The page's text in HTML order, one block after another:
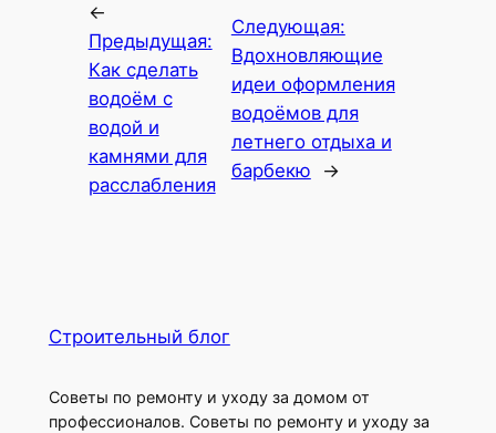
←
Предыдущая:
Как сделать
водоём с
водой и
камнями для
расслабления
Следующая:
Вдохновляющие
идеи оформления
водоёмов для
летнего отдыха и
барбекю
→
Строительный блог
Советы по ремонту и уходу за домом от
профессионалов. Советы по ремонту и уходу за